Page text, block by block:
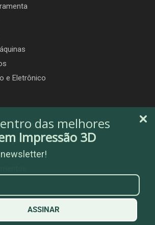
das melhores
Impressão 3D
ASSINAR
e Eletrônico
Demanda
Reversa
3D